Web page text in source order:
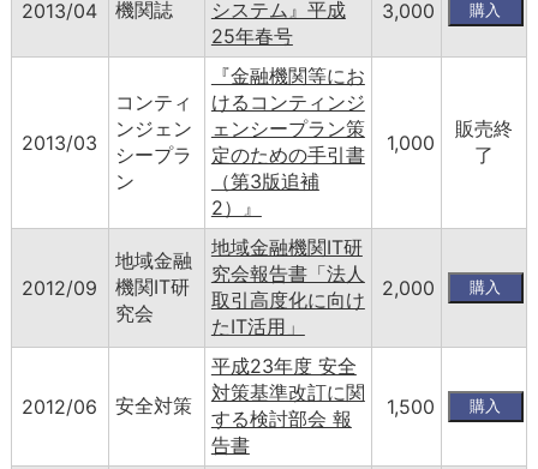
2013/04 機関誌
システム』平成
25年春号
3,000
2013/03
コンティ
ンジェン
シープラ
ン
『金融機関等にお
けるコンティンジ
ェンシープラン策
定のための手引書
（第3版追補
2）』
1,000
販売終
了
2012/09
地域金融
機関IT研
究会
地域金融機関IT研
究会報告書「法人
取引高度化に向け
たIT活用」
2,000
2012/06 安全対策
平成23年度 安全
対策基準改訂に関
する検討部会 報
告書
1,500